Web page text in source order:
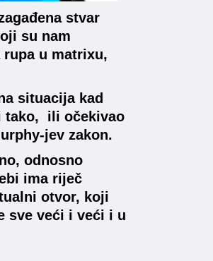
stvar
su nam
u matrixu,
situacija kad
tako, ili očekivao
jev zakon.
odnosno
ima riječ
otvor, koji
sve veći i veći i u